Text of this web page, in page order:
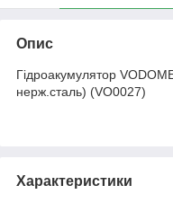
Опис
Гідроакумулятор
нерж.сталь) (VO0027)
Характеристики